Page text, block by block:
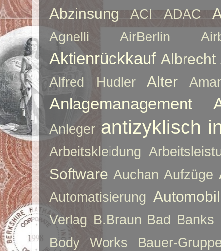
Abzinsung ACI ADAC
Agnelli AirBerlin
Aktienrückkauf Albrecht
Alfred Hudler Alter
Anlagemanagement
Anleger antizyklisch
Arbeitskleidung
Software Auchan Aufzüge
Automatisierung
Verlag B.Braun Bad Banks
Body Works
Bauer-